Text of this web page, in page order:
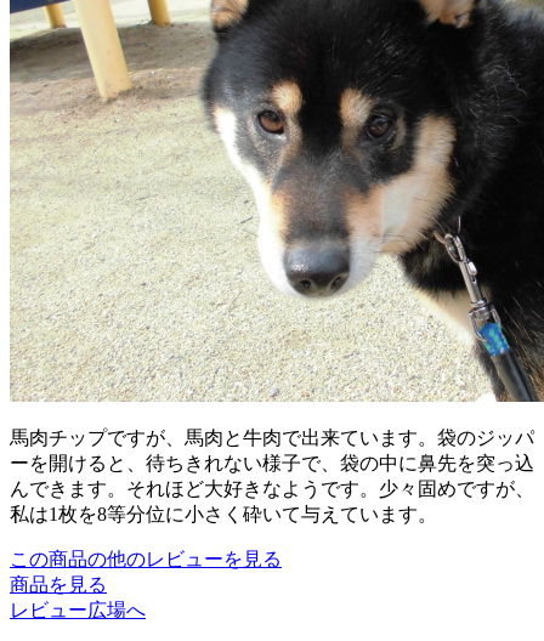
馬肉チップですが、馬肉と牛肉で出来ています。袋のジッパ
ーを開けると、待ちきれない様子で、袋の中に鼻先を突っ込
んできます。それほど大好きなようです。少々固めですが、
私は1枚を8等分位に小さく砕いて与えています。
この商品の他のレビューを見る
商品を見る
レビュー広場へ